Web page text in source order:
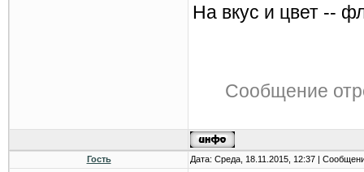
На вкус и цвет --
Сообщение
Гость Дата: Среда, 18.11.2015, 12:37 |